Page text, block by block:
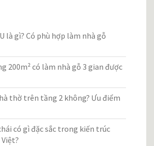
là gì? Có phù hợp làm nhà gỗ
200m² có làm nhà gỗ 3 gian được
thờ trên tầng 2 không? Ưu điểm
có gì đặc sắc trong kiến trúc